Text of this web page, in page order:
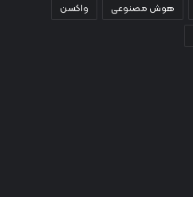
هوش مصنوعی
واکسن